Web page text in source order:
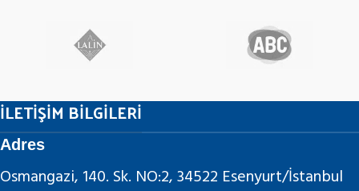
İLETİŞİM BİLGİLERİ
Adres
Osmangazi, 140. Sk. NO:2, 34522 Esenyurt/İstanbul